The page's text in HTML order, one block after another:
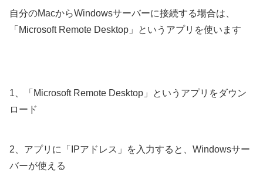
自分のMacからWindowsサーバーに接続する場合は、
「Microsoft Remote Desktop」というアプリを使います
1、「Microsoft Remote Desktop」というアプリをダウン
ロード
2、アプリに「IPアドレス」を入力すると、Windowsサー
バーが使える